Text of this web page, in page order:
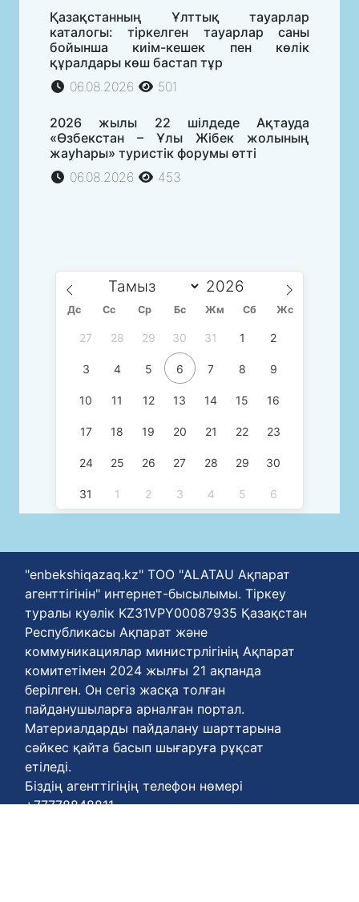
Қазақстанның Ұлттық тауарлар
каталогы: тіркелген тауарлар саны
бойынша киім-кешек пен көлік
құралдары көш бастап тұр
06.08.2026
501
2026 жылы 22 шілдеде Ақтауда
«Өзбекстан – Ұлы Жібек жолының
жауһары» туристік форумы өтті
06.08.2026
453
Дс Сc Ср Бс Жм Сб Жс
27 28 29 30 31 1 2
3 4 5 6 7 8 9
10 11 12 13 14 15 16
17 18 19 20 21 22 23
24 25 26 27 28 29 30
31 1 2 3 4 5 6
"enbekshiqazaq.kz" ТОО "ALATAU Ақпарат
агенттігінін" интернет-бысылымы. Тіркеу
туралы куәлік KZ31VPY00087935 Қазақстан
Республикасы Ақпарат және
коммуникациялар министрлігінің Ақпарат
комитетімен 2024 жылғы 21 ақпанда
берілген. Он сегіз жасқа толған
пайданушыларға арналған портал.
Материалдарды пайдалану шарттарына
сәйкес қайта басып шығаруға рұқсат
етіледі.
Біздің агенттігіңің телефон нөмері
+77778848811